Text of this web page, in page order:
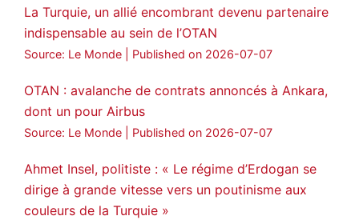
La Turquie, un allié encombrant devenu partenaire
indispensable au sein de l’OTAN
Source: Le Monde Published on 2026-07-07
OTAN : avalanche de contrats annoncés à Ankara,
dont un pour Airbus
Source: Le Monde Published on 2026-07-07
Ahmet Insel, politiste : « Le régime d’Erdogan se
dirige à grande vitesse vers un poutinisme aux
couleurs de la Turquie »